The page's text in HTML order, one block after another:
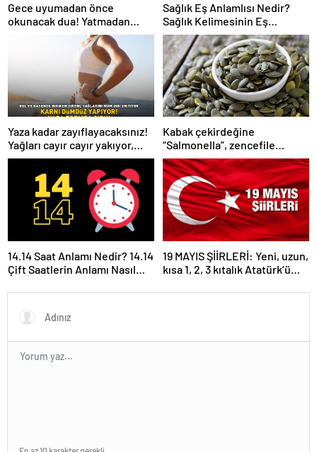
Gece uyumadan önce
okunacak dua! Yatmadan
önce okunacak dualar!
Uyumak için hangi dua?
Sağlık Eş Anlamlısı Nedir?
Sağlık Kelimesinin Eş
Anlamlıları Nelerdir?
Yaza kadar zayıflayacaksınız!
Yağları cayır cayır yakıyor,
karnı dümdüz yapıyor! Diyet
kabak çorbası tarifi ve püf
noktaları!
Kabak çekirdeğine
“Salmonella”, zencefile
“Bacillus cereus” nasıl
bulaşıyor?
14.14 Saat Anlamı Nedir? 14.14
Çift Saatlerin Anlamı Nasıl
19 MAYIS ŞİİRLERİ: Yeni, uzun,
kısa 1, 2, 3 kıtalık Atatürk’ü
Bayramı şiirleri…